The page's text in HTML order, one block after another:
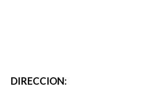
DIRECCION: